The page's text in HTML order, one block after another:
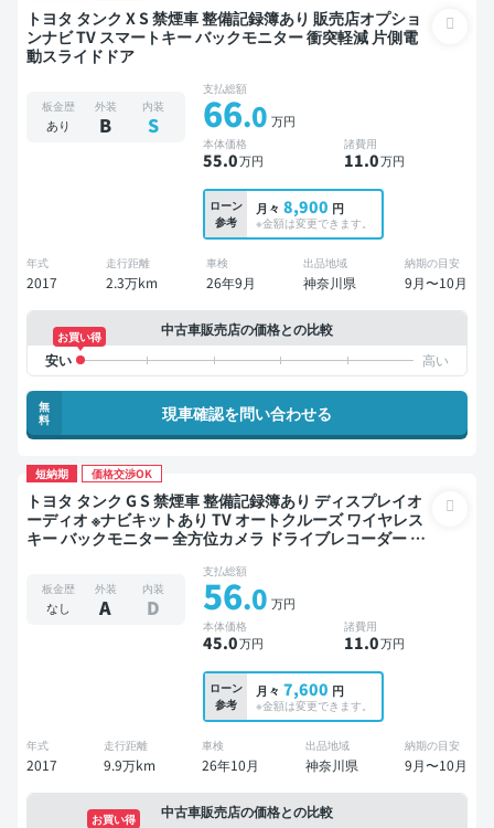
トヨタ タンク X S 禁煙車 整備記録簿あり 販売店オプショ
ンナビ TV スマートキー バックモニター 衝突軽減 片側電
動スライドドア
板金歴
あり
外装
B
内装
S
支払総額
66.0 万円
本体価格
55.0万円
諸費用
11.0万円
ローン
参考
月々 8,900 円
※金額は変更できます。
年式
2017
走行距離
2.3万km
車検
26年9月
出品地域
神奈川県
納期の目安
9月〜10月
中古車販売店の価格との比較
お買い得
無
料
現車確認を問い合わせる
短納期 価格交渉OK
トヨタ タンク G S 禁煙車 整備記録簿あり ディスプレイオ
ーディオ ※ナビキットあり TV オートクルーズ ワイヤレス
キー バックモニター 全方位カメラ ドライブレコーダー 衝
板金歴
なし
外装
A
内装
D
支払総額
56.0 万円
本体価格
45.0万円
諸費用
11.0万円
ローン
参考
月々 7,600 円
※金額は変更できます。
年式
2017
走行距離
9.9万km
車検
26年10月
出品地域
神奈川県
納期の目安
9月〜10月
中古車販売店の価格との比較
お買い得